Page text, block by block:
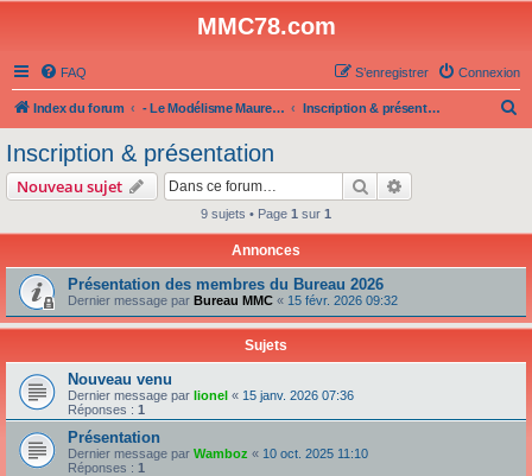
MMC78.com
FAQ Connexion
S’enregistrer
Index du forum - Le Modélisme Maurepas Club - Inscription & présentation
e
r
Inscription & présentation
Nouveau sujet Rechercher
9 sujets • Page 1 sur 1
Annonces
Présentation des membres du Bureau 2026
Dernier message par Bureau MMC « 15 févr. 2026 09:32
Sujets
Nouveau venu
Dernier message par lionel « 15 janv. 2026 07:36
Réponses : 1
Présentation
Dernier message par Wamboz « 10 oct. 2025 11:10
Réponses : 1